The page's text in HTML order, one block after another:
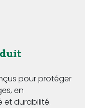
pour protéger
en
et durabilité.